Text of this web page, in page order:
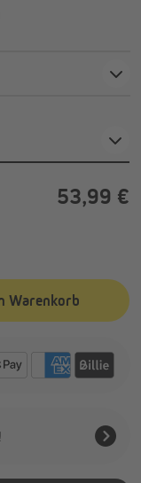
53,99 €
Wert ein oder
Warenkorb